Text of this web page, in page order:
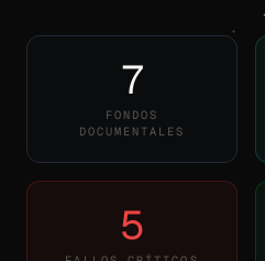
7
FONDOS
DOCUMENTALES
5